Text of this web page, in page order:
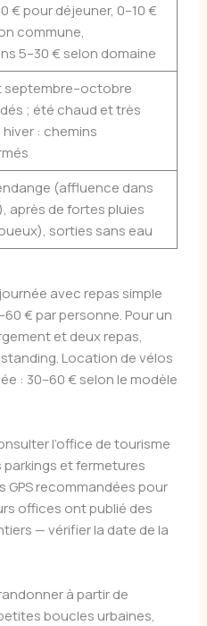
€ pour déjeuner, 0–10 €
commune,
5–30 € selon domaine
septembre–octobre
; été chaud et très
: chemins
(affluence dans
après de fortes pluies
sorties sans eau
avec repas simple
€ par personne. Pour un
et deux repas,
Location de vélos
: 30–60 € selon le modèle
l’office de tourisme
et fermetures
GPS recommandées pour
offices ont publié des
— vérifier la date de la
à partir de
boucles urbaines,